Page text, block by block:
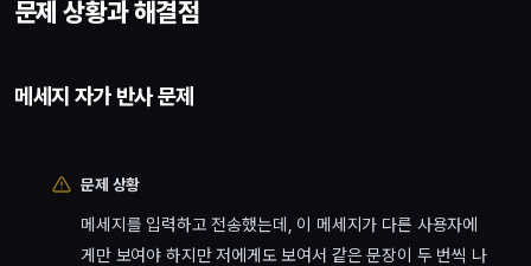
문제 상황과 해결점
메세지 자가 반사 문제
문제 상황
메세지를 입력하고 전송했는데, 이 메세지가 다른 사용자에
게만 보여야 하지만 저에게도 보여서 같은 문장이 두 번씩 나